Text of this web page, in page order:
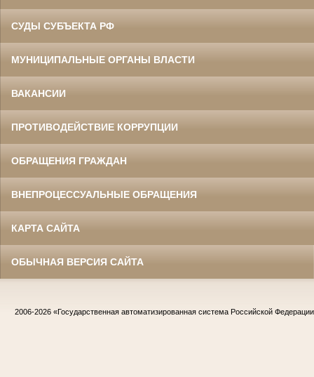
СУДЫ СУБЪЕКТА РФ
МУНИЦИПАЛЬНЫЕ ОРГАНЫ ВЛАСТИ
ВАКАНСИИ
ПРОТИВОДЕЙСТВИЕ КОРРУПЦИИ
ОБРАЩЕНИЯ ГРАЖДАН
ВНЕПРОЦЕССУАЛЬНЫЕ ОБРАЩЕНИЯ
КАРТА САЙТА
ОБЫЧНАЯ ВЕРСИЯ САЙТА
2006-2026 «Государственная автоматизированная система Российской